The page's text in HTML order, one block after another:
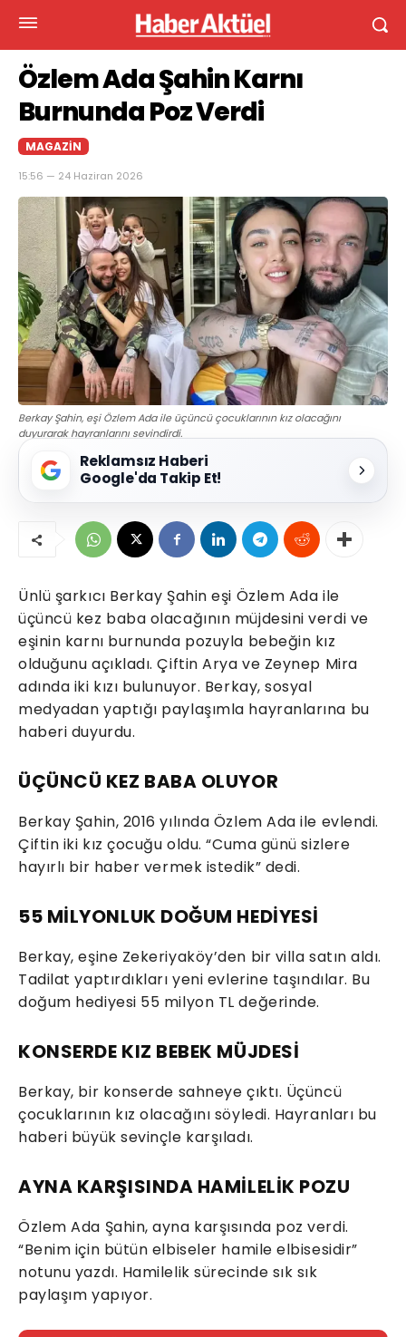
Özlem Ada Şahin Karnı
Burnunda Poz Verdi
MAGAZIN
15:56 — 24 Haziran 2026
Berkay Şahin, eşi Özlem Ada ile üçüncü çocuklarının kız olacağını
duyurarak hayranlarını sevindirdi.
Reklamsız Haberi
Google'da Takip Et!
Ünlü şarkıcı Berkay Şahin eşi Özlem Ada ile
üçüncü kez baba olacağının müjdesini verdi ve
eşinin karnı burnunda pozuyla bebeğin kız
olduğunu açıkladı. Çiftin Arya ve Zeynep Mira
adında iki kızı bulunuyor. Berkay, sosyal
medyadan yaptığı paylaşımla hayranlarına bu
haberi duyurdu.
ÜÇÜNCÜ KEZ BABA OLUYOR
Berkay Şahin, 2016 yılında Özlem Ada ile evlendi.
Çiftin iki kız çocuğu oldu. “Cuma günü sizlere
hayırlı bir haber vermek istedik” dedi.
55 MİLYONLUK DOĞUM HEDİYESİ
Berkay, eşine Zekeriyaköy’den bir villa satın aldı.
Tadilat yaptırdıkları yeni evlerine taşındılar. Bu
doğum hediyesi 55 milyon TL değerinde.
KONSERDE KIZ BEBEK MÜJDESİ
Berkay, bir konserde sahneye çıktı. Üçüncü
çocuklarının kız olacağını söyledi. Hayranları bu
haberi büyük sevinçle karşıladı.
AYNA KARŞISINDA HAMİLELİK POZU
Özlem Ada Şahin, ayna karşısında poz verdi.
“Benim için bütün elbiseler hamile elbisesidir”
notunu yazdı. Hamilelik sürecinde sık sık
paylaşım yapıyor.